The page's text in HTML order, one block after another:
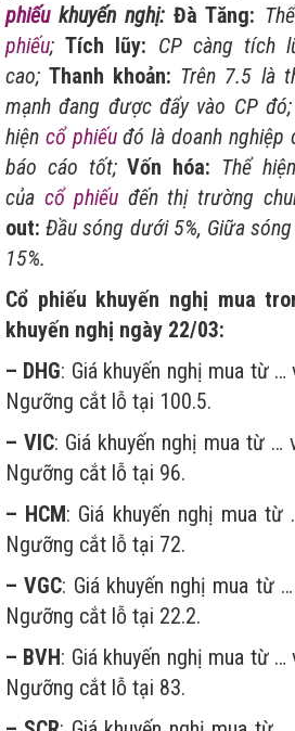
phiếukhuyến nghị:Đà Tăng:
phiếu;Tích lũy: CP càng tích
cao;Thanh khoản: Trên 7.5 là
mạnh đang được đẩy vào CP đó;
hiện cổ phiếuđó là doanh nghiệp
báo cáo tốt;Vốn hóa: Thể
của cổ phiếu đến thị trường
out: Đầu sóng dưới 5%, Giữa
15%.
Cổ phiếu khuyến nghị mua
khuyến nghị ngày 22/03:
– DHG: Giá khuyến nghị mua từ
Ngưỡng cắt lỗ tại 100.5.
– VIC: Giá khuyến nghị mua từ …
Ngưỡng cắt lỗ tại 96.
– HCM: Giá khuyến nghị mua
Ngưỡng cắt lỗ tại 72.
– VGC: Giá khuyến nghị mua từ
Ngưỡng cắt lỗ tại 22.2.
– BVH: Giá khuyến nghị mua từ
Ngưỡng cắt lỗ tại 83.